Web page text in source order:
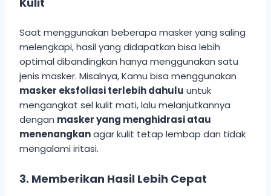
Saat menggunakan beberapa masker yang saling
melengkapi, hasil yang didapatkan bisa lebih
optimal dibandingkan hanya menggunakan satu
jenis masker. Misalnya, Kamu bisa menggunakan
masker eksfoliasi terlebih dahulu untuk
mengangkat sel kulit mati, lalu melanjutkannya
dengan masker yang menghidrasi atau
menenangkanagar kulit tetap lembap dan tidak
mengalami iritasi.
3. Memberikan Hasil Lebih Cepat